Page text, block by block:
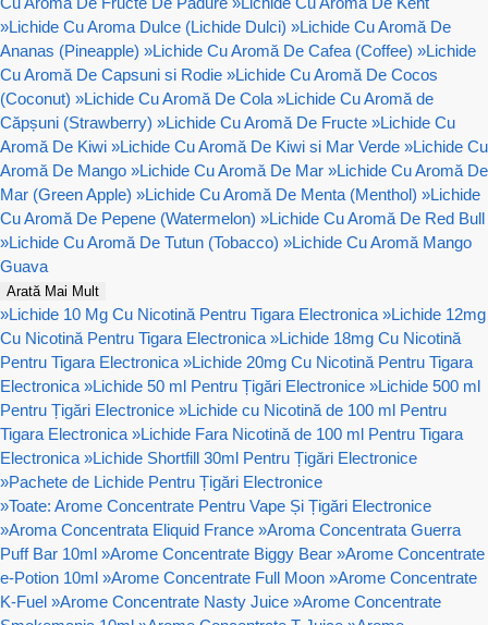
»Lichide Cu Aroma Dulce (Lichide Dulci) »Lichide Cu Aromă De
Ananas (Pineapple) »Lichide Cu Aromă De Cafea (Coffee) »Lichide
Cu Aromă De Capsuni si Rodie »Lichide Cu Aromă De Cocos
(Coconut) »Lichide Cu Aromă De Cola »Lichide Cu Aromă de
Căpșuni (Strawberry) »Lichide Cu Aromă De Fructe »Lichide Cu
Aromă De Kiwi »Lichide Cu Aromă De Kiwi si Mar Verde »Lichide Cu
Aromă De Mango »Lichide Cu Aromă De Mar »Lichide Cu Aromă De
Mar (Green Apple) »Lichide Cu Aromă De Menta (Menthol) »Lichide
Cu Aromă De Pepene (Watermelon) »Lichide Cu Aromă De Red Bull
»Lichide Cu Aromă De Tutun (Tobacco) »Lichide Cu Aromă Mango
Guava
Arată Mai Mult
»Lichide 10 Mg Cu Nicotină Pentru Tigara Electronica »Lichide 12mg
Cu Nicotină Pentru Tigara Electronica »Lichide 18mg Cu Nicotină
Pentru Tigara Electronica »Lichide 20mg Cu Nicotină Pentru Tigara
Electronica »Lichide 50 ml Pentru Țigări Electronice »Lichide 500 ml
Pentru Țigări Electronice »Lichide cu Nicotină de 100 ml Pentru
Tigara Electronica »Lichide Fara Nicotină de 100 ml Pentru Tigara
Electronica »Lichide Shortfill 30ml Pentru Țigări Electronice
»Pachete de Lichide Pentru Țigări Electronice
»Toate: Arome Concentrate Pentru Vape Și Țigări Electronice
»Aroma Concentrata Eliquid France »Aroma Concentrata Guerra
Puff Bar 10ml »Arome Concentrate Biggy Bear »Arome Concentrate
e-Potion 10ml »Arome Concentrate Full Moon »Arome Concentrate
K-Fuel »Arome Concentrate Nasty Juice »Arome Concentrate